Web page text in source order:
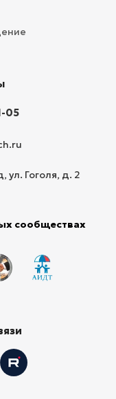
05
ул. Гоголя, д. 2
сообществах